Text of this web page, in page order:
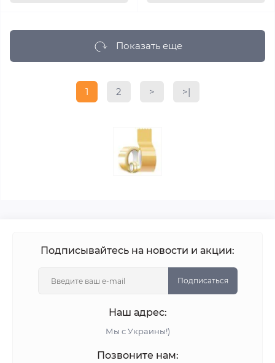
Показать еще
1 2 > >|
Подписывайтесь на новости и акции:
Подписаться
Наш адрес:
Мы с Украины!)
Позвоните нам: